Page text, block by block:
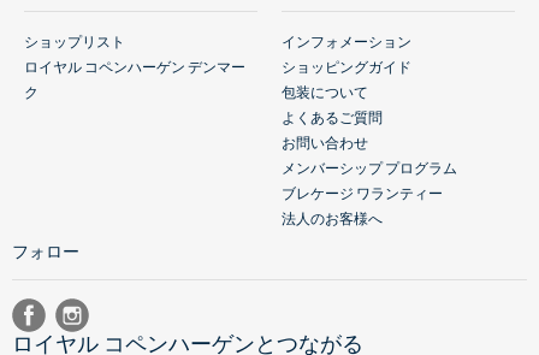
ショップリスト
ロイヤル コペンハーゲン デンマー
ク
インフォメーション
ショッピングガイド
包装について
よくあるご質問
お問い合わせ
メンバーシップ プログラム
ブレケージ ワランティー
法人のお客様へ
フォロー
ロイヤル コペンハーゲンとつながる